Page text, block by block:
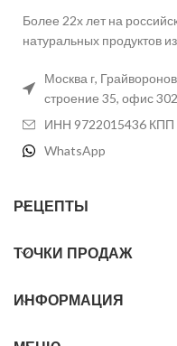
Более 22х лет на
натуральных продуктов
Москва г,
строение 35, офис
ИНН 9722015436 КПП
WhatsApp
РЕЦЕПТЫ
ТОЧКИ ПРОДАЖ
ИНФОРМАЦИЯ